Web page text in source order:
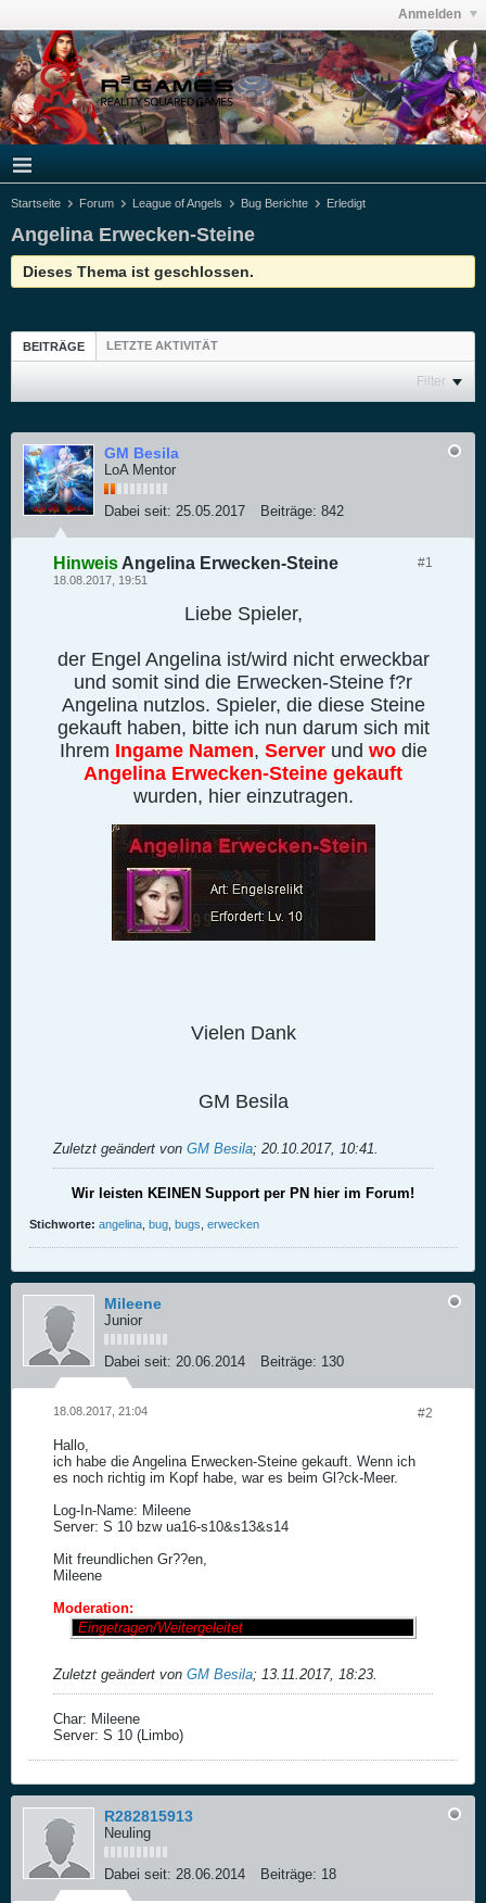
Anmelden
Startseite Forum League of Angels Bug Berichte Erledigt
Angelina Erwecken-Steine
Dieses Thema ist geschlossen.
BEITRÄGE LETZTE AKTIVITÄT
Filter
GM Besila
LoA Mentor
Dabei seit: 25.05.2017 Beiträge: 842
#1
Hinweis Angelina Erwecken-Steine
18.08.2017, 19:51
Liebe Spieler,
der Engel Angelina ist/wird nicht erweckbar
und somit sind die Erwecken-Steine f?r
Angelina nutzlos. Spieler, die diese Steine
gekauft haben, bitte ich nun darum sich mit
Ihrem Ingame Namen, Serverund wodie
Angelina Erwecken-Steine gekauft
wurden, hier einzutragen.
Vielen Dank
GM Besila
Zuletzt geändert von GM Besila; 20.10.2017, 10:41.
Wir leisten KEINEN Support per PN hier im Forum!
Stichworte: angelina bug bugs erwecken
Mileene
Junior
Dabei seit: 20.06.2014 Beiträge: 130
#2
18.08.2017, 21:04
Hallo,
ich habe die Angelina Erwecken-Steine gekauft. Wenn ich
es noch richtig im Kopf habe, war es beim Gl?ck-Meer.
Log-In-Name: Mileene
Server: S 10 bzw ua16-s10&s13&s14
Mit freundlichen Gr??en,
Mileene
Moderation:
Eingetragen/Weitergeleitet
Zuletzt geändert von GM Besila; 13.11.2017, 18:23.
Char: Mileene
Server: S 10 (Limbo)
R282815913
Neuling
Dabei seit: 28.06.2014 Beiträge: 18